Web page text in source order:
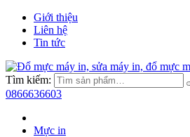
Giới thiệu
Liên hệ
Tin tức
Tìm kiếm:
0866636603
Mực in